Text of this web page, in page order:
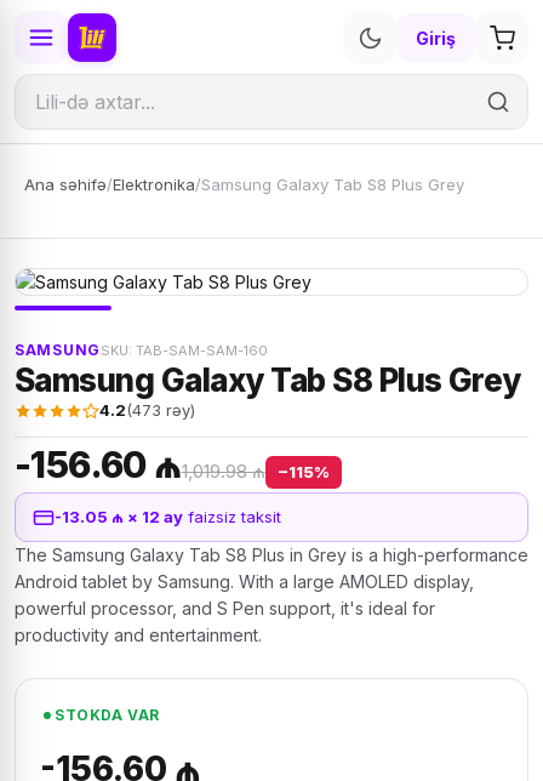
Giriş
Ana səhifə/Elektronika/Samsung Galaxy Tab S8 Plus Grey
SAMSUNG SKU: TAB-SAM-SAM-160
Samsung Galaxy Tab S8 Plus Grey
4.2(473 rəy)
-156.60 ₼1,019.98 ₼ −115%
-13.05 ₼ × 12 ay faizsiz taksit
The Samsung Galaxy Tab S8 Plus in Grey is a high-performance
Android tablet by Samsung. With a large AMOLED display,
powerful processor, and S Pen support, it's ideal for
productivity and entertainment.
STOKDA VAR
-156.60 ₼